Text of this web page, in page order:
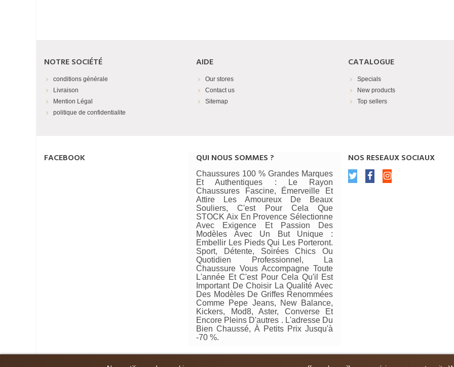
NOTRE SOCIÉTÉ
conditions générale
Livraison
Mention Légal
politique de confidentialite
AIDE
Our stores
Contact us
Sitemap
CATALOGUE
Specials
New products
Top sellers
FACEBOOK QUI NOUS SOMMES ?
Chaussures 100 % Grandes Marques
Et Authentiques : Le Rayon
Chaussures Fascine, Émerveille Et
Attire Les Amoureux De Beaux
Souliers, C'est Pour Cela Que
STOCK Aix En Provence Sélectionne
Avec Exigence Et Passion Des
Modèles Avec Un But Unique :
Embellir Les Pieds Qui Les Porteront.
Sport, Détente, Soirées Chics Ou
Quotidien Professionnel, La
Chaussure Vous Accompagne Toute
L'année Et C'est Pour Cela Qu'il Est
Important De Choisir La Qualité Avec
Des Modèles De Griffes Renommées
Comme Pepe Jeans, New Balance,
Kickers, Mod8, Aster, Converse Et
Encore Pleins D'autres . L'adresse Du
Bien Chaussé, À Petits Prix Jusqu'à
-70 %.
NOS RESEAUX SOCIAUX